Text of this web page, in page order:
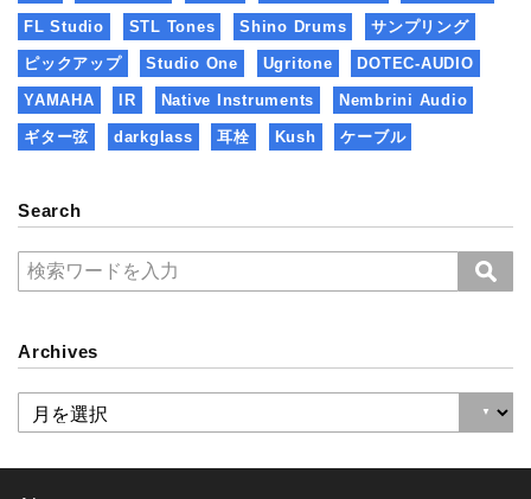
FL Studio STL Tones Shino Drums サンプリング
ピックアップ Studio One Ugritone DOTEC-AUDIO
YAMAHA IR Native Instruments Nembrini Audio
ギター弦 darkglass 耳栓 Kush ケーブル
Search
Archives